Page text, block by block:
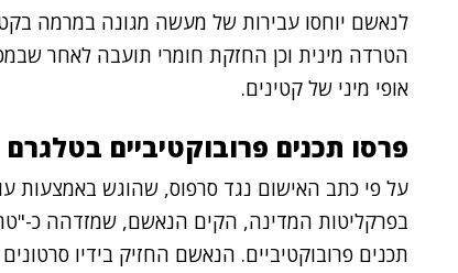
הטרדה מינית וכן החזקת חומרי תועבה לאחר
אופי מיני של קטינים.
פרסו תכנים פרובוקטיביים בטלגרם
על פי כתב האישום נגד סרפוס, שהוגש באמצעות
בפרקליטות המדינה, הקים הנאשם, שמזדהה כ-
תכנים פרובוקטיביים. הנאשם החזיק בידיו